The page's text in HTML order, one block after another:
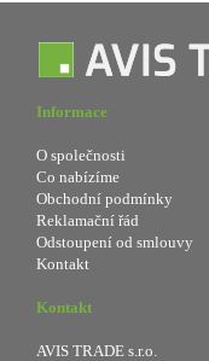
Informace
O společnosti
Co nabízíme
Obchodní podmínky
Reklamační řád
Odstoupení od smlouvy
Kontakt
Kontakt
AVIS TRADE s.r.o.